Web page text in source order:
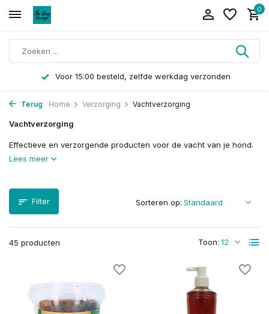
0
Voor 15:00 besteld, zelfde werkdag verzonden
Terug Home Verzorging Vachtverzorging
Vachtverzorging
Effectieve en verzorgende producten voor de vacht van je hond.
Lees meer
Filter
45 producten Toon:
Sorteren op: